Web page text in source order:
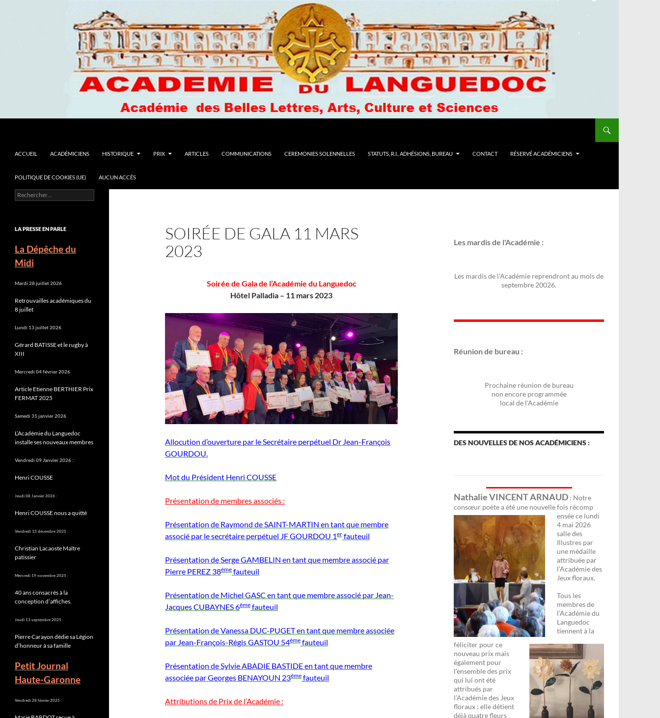
ACCUEIL
ACADÉMICIENS HISTORIQUE PRIX ARTICLES COMMUNICATIONS CEREMONIES SOLENNELLES STATUTS, R.I., ADHÉSIONS, BUREAU CONTACT RÉSERVÉ ACADÉMICIENS
POLITIQUE DE COOKIES (UE) AUCUN ACCÈS
SOIRÉE DE GALA 11 MARS
2023
Soirée de Gala de l’Académie du Languedoc
Hôtel Palladia – 11 mars 2023
Allocution d’ouverture par le Secrétaire perpétuel Dr Jean-François
GOURDOU.
Mot du Président Henri COUSSE
Présentation de membres associés :
Présentation de Raymond de SAINT-MARTIN en tant que membre
associé par le secrétaire perpétuel JF GOURDOU 1er fauteuil
Présentation de Serge GAMBELIN en tant que membre associé par
Pierre PEREZ 38ème fauteuil
Présentation de Michel GASC en tant que membre associé par Jean-
Jacques CUBAYNES 6ème fauteuil
Présentation de Vanessa DUC-PUGET en tant que membre associée
par Jean-François-Régis GASTOU 54ème fauteuil
Présentation de Sylvie ABADIE BASTIDE en tant que membre
associée par Georges BENAYOUN 23ème fauteuil
Attributions de Prix de l’Académie :
Les mardis de l'Académie :
Les mardis de l'Académie reprendront au mois de
septembre 20026.
Réunion de bureau :
Prochaine réunion de bureau
non encore programmée
local de l'Académie
DES NOUVELLES DE NOS ACADÉMICIENS :
Nathalie VINCENT ARNAUD : Notre
consœur poète a été une nouvelle fois récomp
ensée ce lundi
4 mai 2026
salle des
Illustres par
une médaille
attribuée par
l’Académie des
Jeux floraux.
Tous les
membres de
l’Académie du
Languedoc
tiennent à la
féliciter pour ce
nouveau prix mais
également pour
l’ensemble des prix
qui lui ont été
attribués par
l’Académie des Jeux
floraux : elle détient
déjà quatre fleurs
La culture : un loisir
Rechercher :
LA PRESSE EN PARLE
La Dépêche du
Midi
Mardi 28 juillet 2026
Retrouvailles académiques du
8 juillet
Lundi 13 juillet 2026
Gérard BATISSE et le rugby à
XIII
Mercredi 04 février 2026
Article Etienne BERTHIER Prix
FERMAT 2025
Samedi 31 janvier 2026
L’Académie du Languedoc
installe ses nouveaux membres
Vendredi 09 Janvier 2026 :
Henri COUSSE
Jeudi 08 Janvier 2026 :
Henri COUSSE nous a quitté
Vendredi 13 décembre 2025 :
Christian Lacaoste Maître
patissier
Mercredi 19 novembre 2025 :
40 ans consacrés à la
conception d’affiches.
Jeudi 13 septembre 2025 :
Pierre Carayon dédie sa Légion
d’honneur à sa famille
Petit Journal
Haute-Garonne
Vendredi 28 février 2025 :